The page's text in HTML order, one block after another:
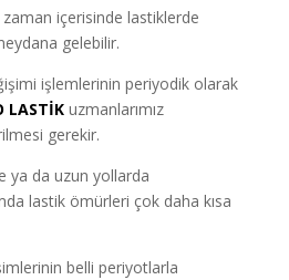
zaman içerisinde lastiklerde
gelebilir.
işlemlerinin periyodik olarak
LASTİKuzmanlarımız
gerekir.
ya da uzun yollarda
lastik ömürleri çok daha kısa
belli periyotlarla